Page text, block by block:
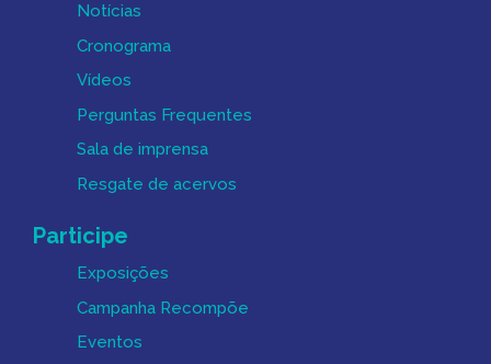
Notícias
Cronograma
Vídeos
Perguntas Frequentes
Sala de imprensa
Resgate de acervos
Participe
Exposições
Campanha Recompõe
Eventos